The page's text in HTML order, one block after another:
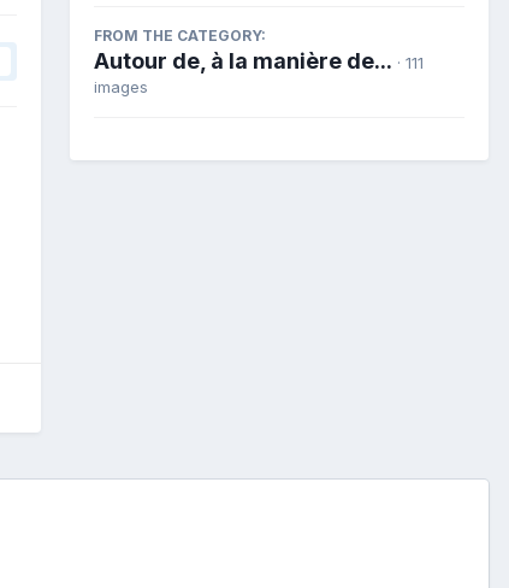
FROM THE CATEGORY:
Autour de, à la manière de... · 111
images